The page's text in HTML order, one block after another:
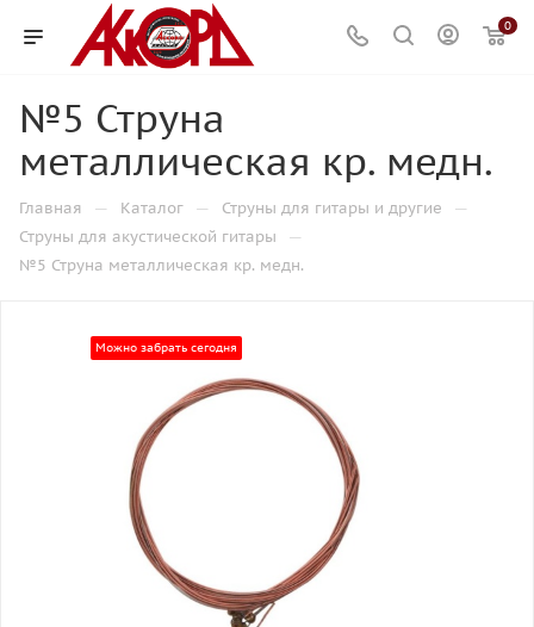
0
№5 Струна
металлическая кр. медн.
Главная — Каталог — Струны для гитары и другие —
Струны для акустической гитары —
№5 Струна металлическая кр. медн.
Можно забрать сегодня